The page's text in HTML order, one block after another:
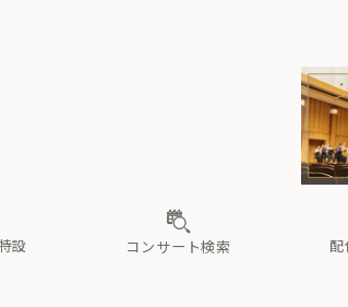
設 コンサート検索
海の向こうの音楽家
過去の特集
ル